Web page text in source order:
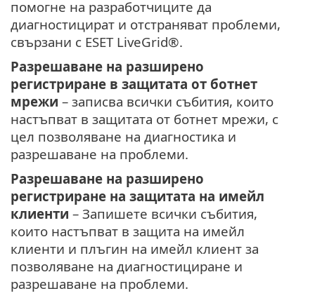
помогне на разработчиците да
диагностицират и отстраняват проблеми,
свързани с ESET LiveGrid®.
Разрешаване на разширено
регистриране в защитата от ботнет
мрежи – записва всички събития, които
настъпват в защитата от ботнет мрежи, с
цел позволяване на диагностика и
разрешаване на проблеми.
Разрешаване на разширено
регистриране на защитата на имейл
клиенти – Запишете всички събития,
които настъпват в защита на имейл
клиенти и плъгин на имейл клиент за
позволяване на диагностициране и
разрешаване на проблеми.